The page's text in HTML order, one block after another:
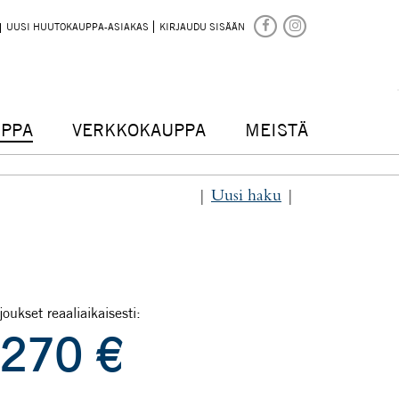
UUSI HUUTOKAUPPA-ASIAKAS KIRJAUDU SISÄÄN
VERKKOKAUPPA MEISTÄ
Uusi haku
reaaliaikaisesti:
270 €